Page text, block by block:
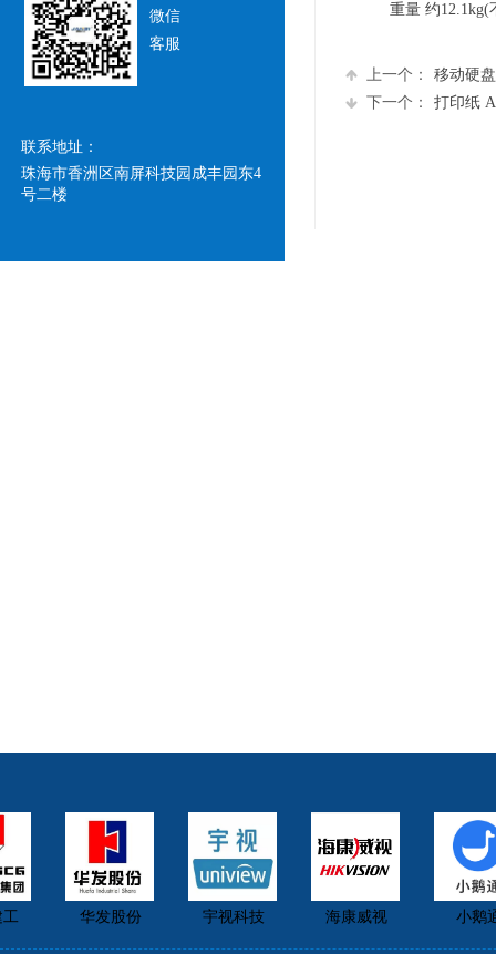
重量 约12.1kg(
上一个：
移动硬
下一个：
打印纸
微信
客服
联系地址：
珠海市香洲区南屏科技园成丰园东4
号二楼
华发股份 宇视科技 海康威视 小鹅通